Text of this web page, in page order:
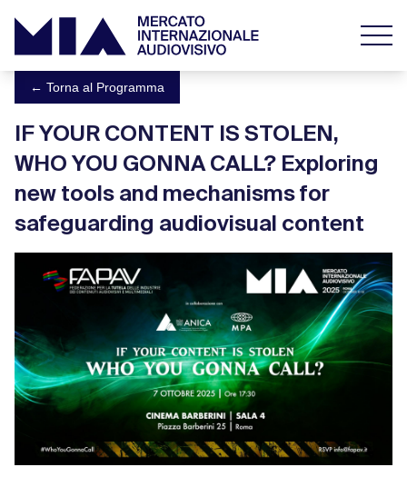
← Torna al Programma
IF YOUR CONTENT IS STOLEN,
WHO YOU GONNA CALL? Exploring
new tools and mechanisms for
safeguarding audiovisual content